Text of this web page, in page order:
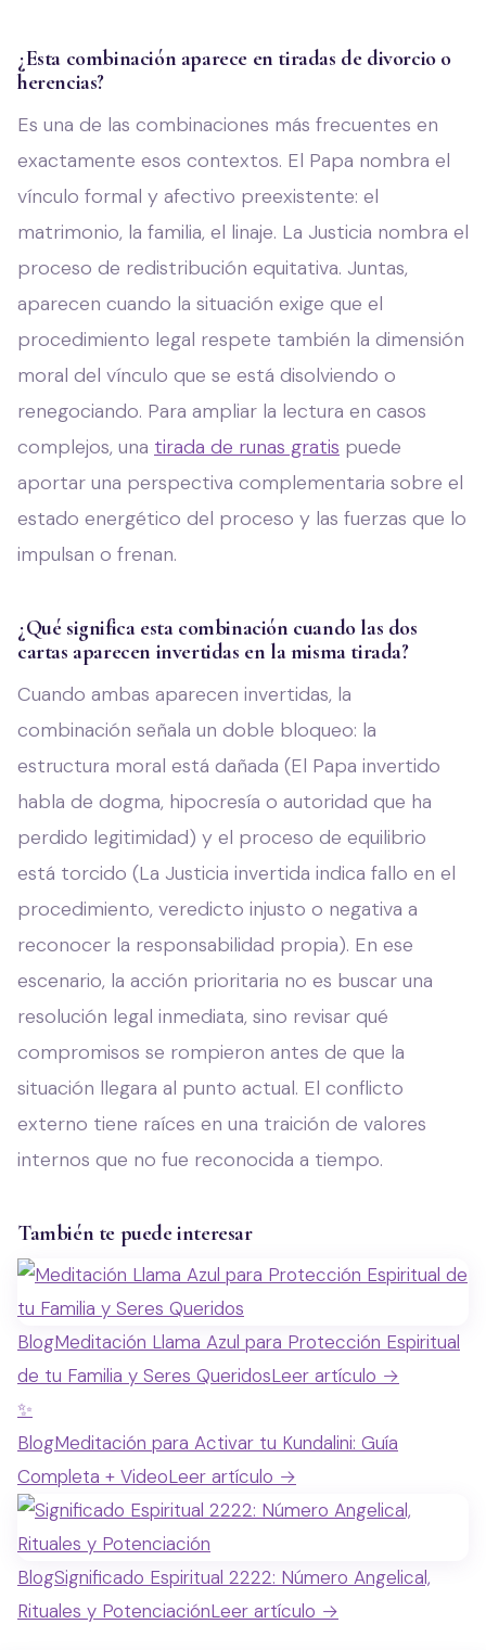
¿Esta combinación aparece en tiradas de divorcio o
herencias?
Es una de las combinaciones más frecuentes en
exactamente esos contextos. El Papa nombra el
vínculo formal y afectivo preexistente: el
matrimonio, la familia, el linaje. La Justicia nombra el
proceso de redistribución equitativa. Juntas,
aparecen cuando la situación exige que el
procedimiento legal respete también la dimensión
moral del vínculo que se está disolviendo o
renegociando. Para ampliar la lectura en casos
complejos, una tirada de runas gratis puede
aportar una perspectiva complementaria sobre el
estado energético del proceso y las fuerzas que lo
impulsan o frenan.
¿Qué significa esta combinación cuando las dos
cartas aparecen invertidas en la misma tirada?
Cuando ambas aparecen invertidas, la
combinación señala un doble bloqueo: la
estructura moral está dañada (El Papa invertido
habla de dogma, hipocresía o autoridad que ha
perdido legitimidad) y el proceso de equilibrio
está torcido (La Justicia invertida indica fallo en el
procedimiento, veredicto injusto o negativa a
reconocer la responsabilidad propia). En ese
escenario, la acción prioritaria no es buscar una
resolución legal inmediata, sino revisar qué
compromisos se rompieron antes de que la
situación llegara al punto actual. El conflicto
externo tiene raíces en una traición de valores
internos que no fue reconocida a tiempo.
También te puede interesar
BlogMeditación Llama Azul para Protección Espiritual
de tu Familia y Seres QueridosLeer artículo →
✨
BlogMeditación para Activar tu Kundalini: Guía
Completa + VideoLeer artículo →
BlogSignificado Espiritual 2222: Número Angelical,
Rituales y PotenciaciónLeer artículo →